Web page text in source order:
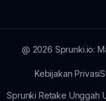
@ 2026 Sprunki.io:
Kebijakan Privasi
Sprunki Retake Unggah